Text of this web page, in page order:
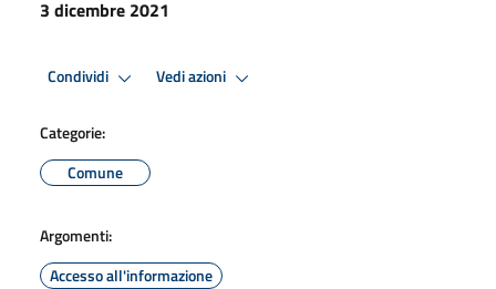
3 dicembre 2021
Condividi Vedi azioni
Categorie:
Comune
Argomenti:
Accesso all'informazione